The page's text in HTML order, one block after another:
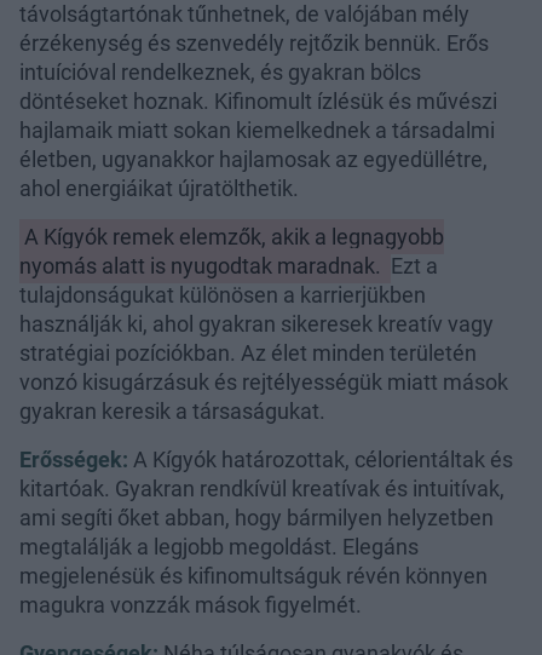
távolságtartónak tűnhetnek, de valójában mély
érzékenység és szenvedély rejtőzik bennük. Erős
intuícióval rendelkeznek, és gyakran bölcs
döntéseket hoznak. Kifinomult ízlésük és művészi
hajlamaik miatt sokan kiemelkednek a társadalmi
életben, ugyanakkor hajlamosak az egyedüllétre,
ahol energiáikat újratölthetik.
A Kígyók remek elemzők, akik a legnagyobb
nyomás alatt is nyugodtak maradnak. Ezt a
tulajdonságukat különösen a karrierjükben
használják ki, ahol gyakran sikeresek kreatív vagy
stratégiai pozíciókban. Az élet minden területén
vonzó kisugárzásuk és rejtélyességük miatt mások
gyakran keresik a társaságukat.
Erősségek: A Kígyók határozottak, célorientáltak és
kitartóak. Gyakran rendkívül kreatívak és intuitívak,
ami segíti őket abban, hogy bármilyen helyzetben
megtalálják a legjobb megoldást. Elegáns
megjelenésük és kifinomultságuk révén könnyen
magukra vonzzák mások figyelmét.